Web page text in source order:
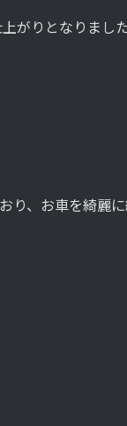
がりとなりました
り、お車を綺麗